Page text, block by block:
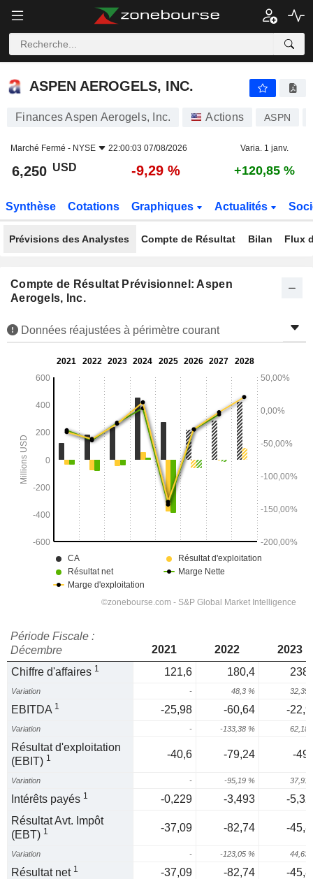
ASPEN AEROGELS, INC.
ASPEN AEROGELS, INC.
Finances Aspen Aerogels, Inc. Actions ASPN
Marché Fermé - NYSE 22:00:03 07/08/2026 Varia. 1 janv.
6,250 USD -9,29 % +120,85 %
Synthèse Cotations Graphiques Actualités
Prévisions des Analystes Compte de Résultat Bilan Flux
Compte de Résultat Prévisionnel: Aspen
Aerogels, Inc.
Données réajustées à périmètre courant
Période Fiscale :
Décembre
2021 2022
2023
Chiffre d'affaires 1 121,6 180,4
Variation - 48,3 % 32,35
EBITDA 1 -25,98 -60,64 -
Variation - -133,38 % 62,18
Résultat d'exploitation
(EBIT) 1 -40,6 -79,24 -
Variation - -95,19 % 37,91
Intérêts payés 1 -0,229 -3,493
-
Résultat Avt. Impôt
(EBT) 1 -37,09 -82,74 -
Variation - -123,05 % 44,63
Résultat net 1 -37,09 -82,74 -